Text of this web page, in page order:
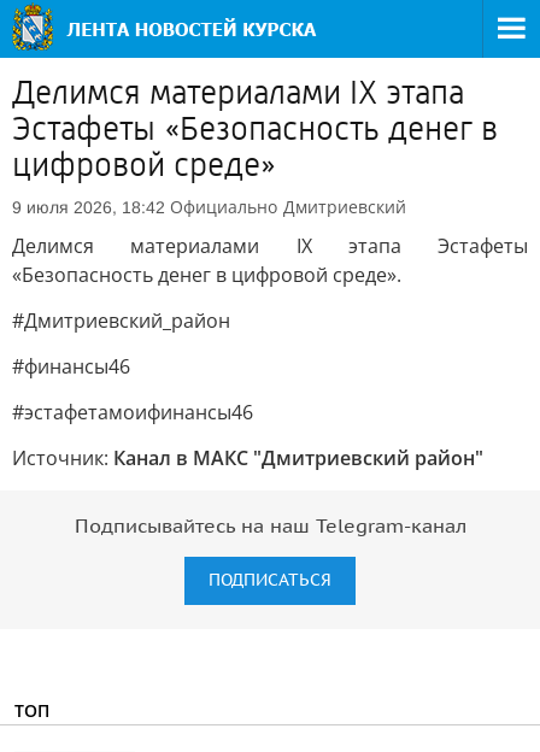
Делимся материалами IX этапа
Эстафеты «Безопасность денег в
цифровой среде»
9 июля 2026, 18:42 Официально Дмитриевский
Делимся материалами IX этапа Эстафеты
«Безопасность денег в цифровой среде».
#Дмитриевский_район
#финансы46
#эстафетамоифинансы46
Источник: Канал в МАКС "Дмитриевский район"
Подписывайтесь на наш Telegram-канал
ПОДПИСАТЬСЯ
ТОП